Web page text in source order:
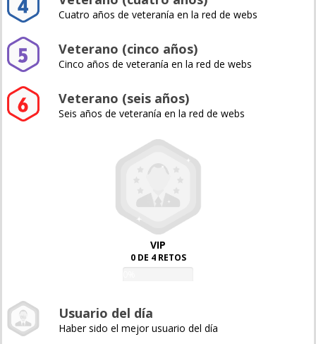
Cuatro años de veteranía en la red de webs
Veterano (cinco años)
Cinco años de veteranía en la red de webs
Veterano (seis años)
Seis años de veteranía en la red de webs
VIP
0 DE 4 RETOS
Usuario del día
Haber sido el mejor usuario del día